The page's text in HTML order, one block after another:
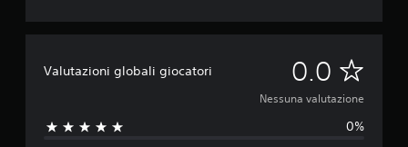
Valutazioni globali giocatori 0.0 N
e
Nessuna valutazione
0%